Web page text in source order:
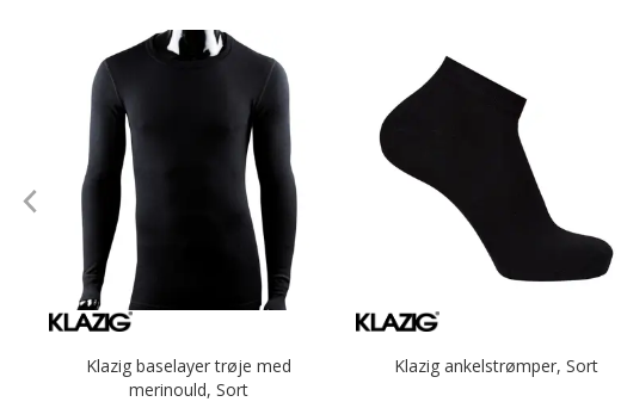
Klazig baselayer trøje med
merinould, Sort
Klazig ankelstrømper, Sort